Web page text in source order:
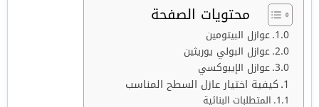
محتويات الصفحة
عوازل البيتومين
عوازل البولي يوريثين
عوازل الإيبوكسي
كيفية اختيار عازل السطح المناسب
المتطلبات البنائية